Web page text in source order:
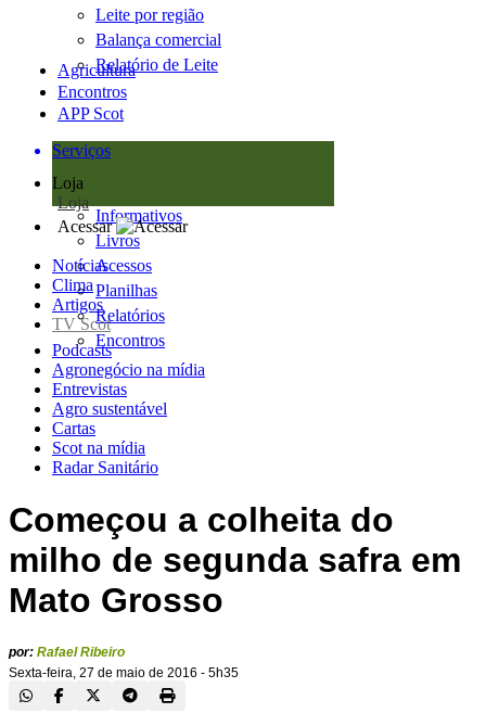
Leite por região
Balança comercial
Relatório de Leite
Agricultura
Encontros
APP Scot
Serviços
Loja
Loja
Informativos
Livros
Acessos
Planilhas
Relatórios
Encontros
Acessar
Notícias
Clima
Artigos
TV Scot
Podcasts
Agronegócio na mídia
Entrevistas
Agro sustentável
Cartas
Scot na mídia
Radar Sanitário
Começou a colheita do
milho de segunda safra em
Mato Grosso
por: Rafael Ribeiro
Sexta-feira, 27 de maio de 2016 - 5h35